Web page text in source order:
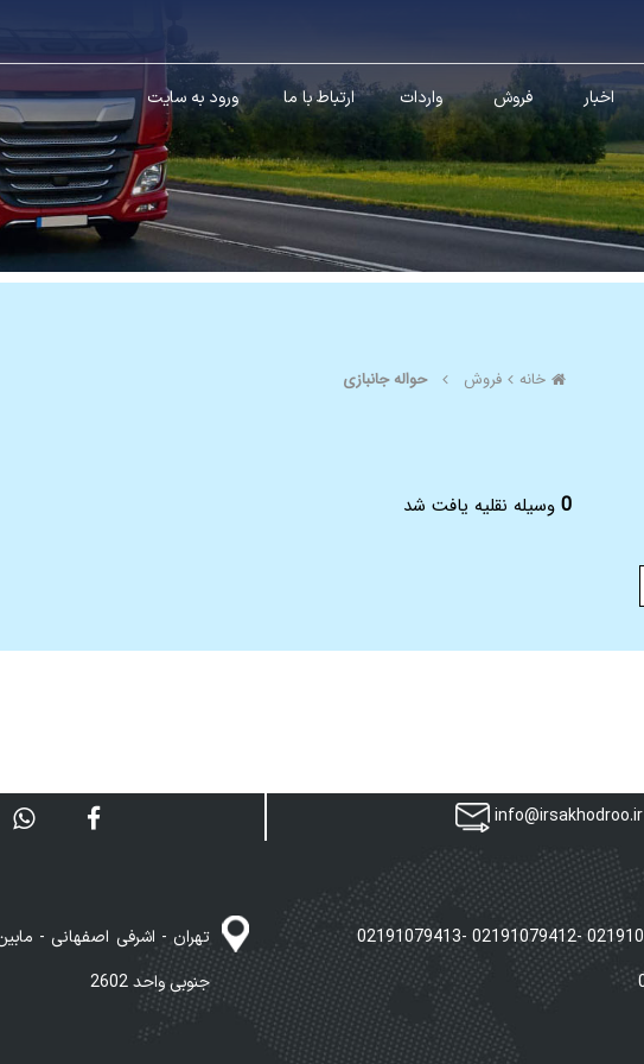
اخبار فروش واردات ارتباط با ما ورود به سایت
خانه فروش حواله جانبازی
0 وسیله نقلیه یافت شد
info@irsakhodroo.ir
جنوبی واحد 2602